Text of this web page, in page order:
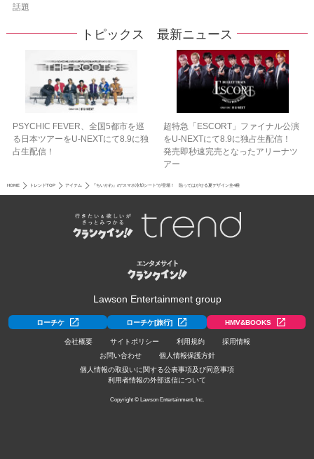
話題
トピックス 最新ニュース
PSYCHIC FEVER、全国5都市を巡
る日本ツアーをU‐NEXTにて8.9に独
占生配信！
超特急「ESCORT」ファイナル公演
をU-NEXTにて8.9に独占生配信！
発売即秒速完売となったアリーナツ
アー
HOME トレンドTOP アイテム 『ちいかわ』の“スマホ冷却シート”が登場！ 貼ってはがせる夏デザイン全4種
Lawson Entertainment group
ローチケ ローチケ[旅行] HMV&BOOKS
会社概要 サイトポリシー 利用規約
採用情報
お問い合わせ
個人情報保護方針
個人情報の取扱いに関する公表事項及び同意事項
利用者情報の外部送信について
Copyright © Lawson Entertainment, Inc.